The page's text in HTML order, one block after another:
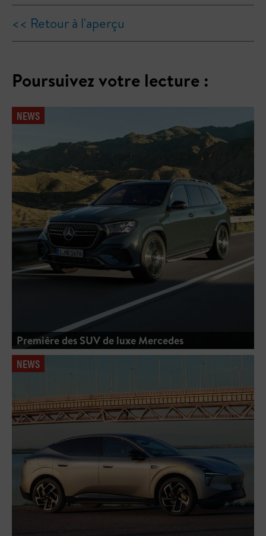
<< Retour à l'aperçu
Poursuivez votre lecture :
NEWS
Première des SUV de luxe Mercedes
NEWS